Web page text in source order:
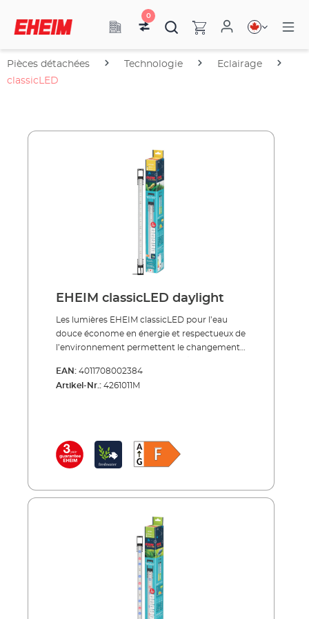
0
Pièces détachées Technologie
Eclairage
classicLED
EHEIM classicLED daylight
Les lumières EHEIM classicLED pour l’eau
douce économe en énergie et respectueux de
l’environnement permettent le changement
éclairage LED. Le kit d’adaptateurs T5 / T8,
disponible comme accessoire, rend le
par l’étrier extensible. La rampe LED s’adapte
parfaitement à chaque aquarium jusqu'à une
allant jusqu’au fond de l’aquarium. Le design
la plupart des couvercles et est donc utilisable
pour presque tous les aquariums. Avec une
température de couleur proche de la lumière
du jour de 6500 Kelvin, EHEIM classicLED
assure une croissance saine des plantes et des
poissons. L’eau apparaît agréablement claire
pour le spectateur. La consommation
EAN: 4011708002384
Artikel-Nr.: 4261011M